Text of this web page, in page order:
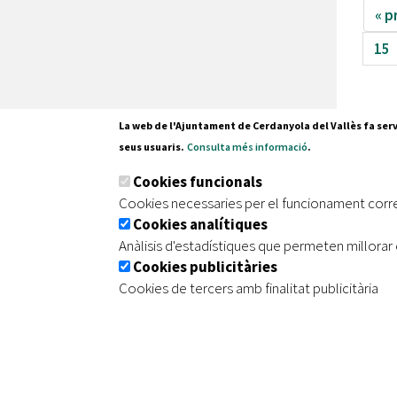
«
15
Tel.
| Avís legal | Protecció de dades
La web de l'Ajuntament de Cerdanyola del Vallès fa
seus usuaris. Consulta més informació.
Cookies funcionals
Cookies necessaries per el funcionament
Cookies analítiques
Anàlisis d'estadístiques que permeten
Cookies publicitàries
Cookies de tercers amb finalitat publicitària